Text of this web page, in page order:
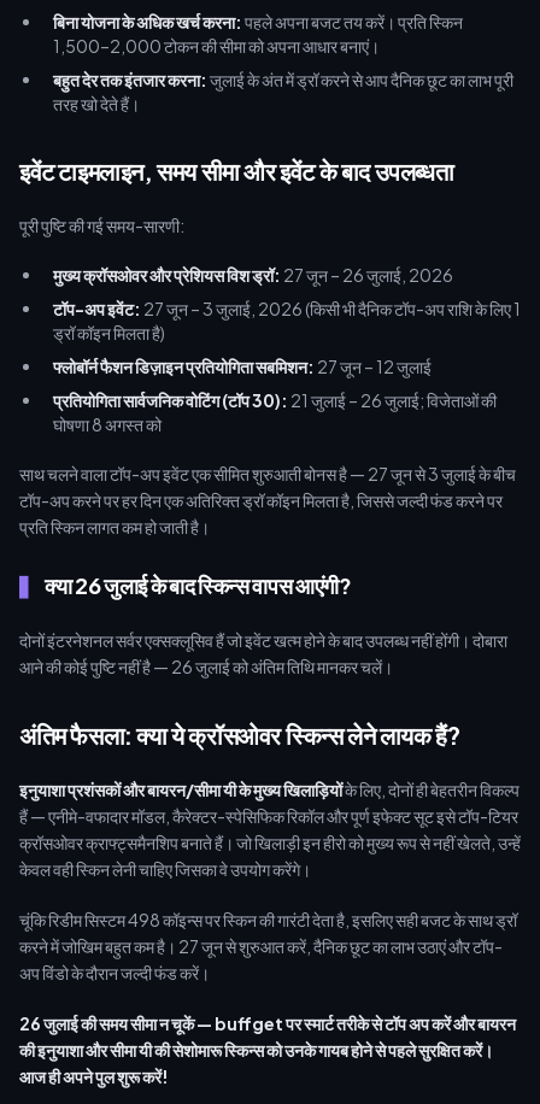
बिना योजना के अधिक खर्च करना: पहले अपना बजट तय करें। प्रति स्किन
1,500–2,000 टोकन की सीमा को अपना आधार बनाएं।
बहुत देर तक इंतजार करना: जुलाई के अंत में ड्रॉ करने से आप दैनिक छूट का लाभ पूरी
तरह खो देते हैं।
इवेंट टाइमलाइन, समय सीमा और इवेंट के बाद उपलब्धता
पूरी पुष्टि की गई समय-सारणी:
मुख्य क्रॉसओवर और प्रेशियस विश ड्रॉ: 27 जून – 26 जुलाई, 2026
टॉप-अप इवेंट: 27 जून – 3 जुलाई, 2026 (किसी भी दैनिक टॉप-अप राशि के लिए 1
ड्रॉ कॉइन मिलता है)
फ्लोबॉर्न फैशन डिज़ाइन प्रतियोगिता सबमिशन: 27 जून – 12 जुलाई
प्रतियोगिता सार्वजनिक वोटिंग (टॉप 30): 21 जुलाई – 26 जुलाई; विजेताओं की
घोषणा 8 अगस्त को
साथ चलने वाला टॉप-अप इवेंट एक सीमित शुरुआती बोनस है — 27 जून से 3 जुलाई के बीच
टॉप-अप करने पर हर दिन एक अतिरिक्त ड्रॉ कॉइन मिलता है, जिससे जल्दी फंड करने पर
प्रति स्किन लागत कम हो जाती है।
क्या 26 जुलाई के बाद स्किन्स वापस आएंगी?
दोनों इंटरनेशनल सर्वर एक्सक्लूसिव हैं जो इवेंट खत्म होने के बाद उपलब्ध नहीं होंगी। दोबारा
आने की कोई पुष्टि नहीं है — 26 जुलाई को अंतिम तिथि मानकर चलें।
अंतिम फैसला: क्या ये क्रॉसओवर स्किन्स लेने लायक हैं?
इनुयाशा प्रशंसकों और बायरन/सीमा यी के मुख्य खिलाड़ियोंके लिए, दोनों ही बेहतरीन विकल्प
हैं — एनीमे-वफादार मॉडल, कैरेक्टर-स्पेसिफिक रिकॉल और पूर्ण इफेक्ट सूट इसे टॉप-टियर
क्रॉसओवर क्राफ्ट्समैनशिप बनाते हैं। जो खिलाड़ी इन हीरो को मुख्य रूप से नहीं खेलते, उन्हें
केवल वही स्किन लेनी चाहिए जिसका वे उपयोग करेंगे।
चूंकि रिडीम सिस्टम 498 कॉइन्स पर स्किन की गारंटी देता है, इसलिए सही बजट के साथ ड्रॉ
करने में जोखिम बहुत कम है। 27 जून से शुरुआत करें, दैनिक छूट का लाभ उठाएं और टॉप-
अप विंडो के दौरान जल्दी फंड करें।
26 जुलाई की समय सीमा न चूकें — buffget पर स्मार्ट तरीके से टॉप अप करें और बायरन
की इनुयाशा और सीमा यी की सेशोमारू स्किन्स को उनके गायब होने से पहले सुरक्षित करें।
आज ही अपने पुल शुरू करें!